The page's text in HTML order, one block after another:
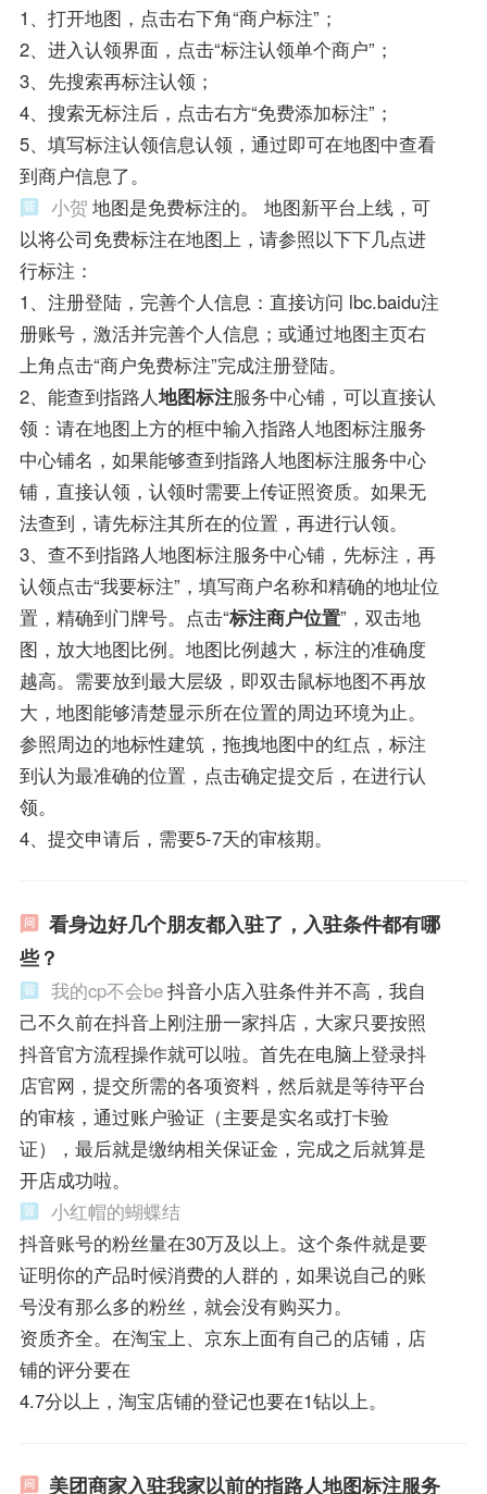
1、打开地图，点击右下角“商户标注”；
2、进入认领界面，点击“标注认领单个商户”；
3、先搜索再标注认领；
4、搜索无标注后，点击右方“免费添加标注”；
5、填写标注认领信息认领，通过即可在地图中查看
到商户信息了。
小贺 地图是免费标注的。 地图新平台上线，可
以将公司免费标注在地图上，请参照以下下几点进
行标注：
1、注册登陆，完善个人信息：直接访问 lbc.baidu注
册账号，激活并完善个人信息；或通过地图主页右
上角点击“商户免费标注”完成注册登陆。
2、能查到指路人地图标注服务中心铺，可以直接认
领：请在地图上方的框中输入指路人地图标注服务
中心铺名，如果能够查到指路人地图标注服务中心
铺，直接认领，认领时需要上传证照资质。如果无
法查到，请先标注其所在的位置，再进行认领。
3、查不到指路人地图标注服务中心铺，先标注，再
认领点击“我要标注”，填写商户名称和精确的地址位
置，精确到门牌号。点击“标注商户位置”，双击地
图，放大地图比例。地图比例越大，标注的准确度
越高。需要放到最大层级，即双击鼠标地图不再放
大，地图能够清楚显示所在位置的周边环境为止。
参照周边的地标性建筑，拖拽地图中的红点，标注
到认为最准确的位置，点击确定提交后，在进行认
领。
4、提交申请后，需要5-7天的审核期。
看身边好几个朋友都入驻了，入驻条件都有哪
些？
我的cp不会be抖音小店入驻条件并不高，我自
己不久前在抖音上刚注册一家抖店，大家只要按照
抖音官方流程操作就可以啦。首先在电脑上登录抖
店官网，提交所需的各项资料，然后就是等待平台
的审核，通过账户验证（主要是实名或打卡验
证），最后就是缴纳相关保证金，完成之后就算是
开店成功啦。
小红帽的蝴蝶结
抖音账号的粉丝量在30万及以上。这个条件就是要
证明你的产品时候消费的人群的，如果说自己的账
号没有那么多的粉丝，就会没有购买力。
资质齐全。在淘宝上、京东上面有自己的店铺，店
铺的评分要在
4.7分以上，淘宝店铺的登记也要在1钻以上。
美团商家入驻我家以前的指路人地图标注服务